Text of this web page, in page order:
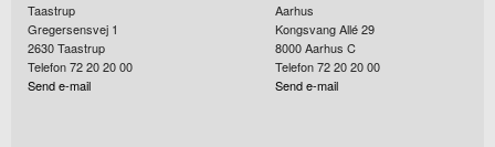
Taastrup
Gregersensvej 1
2630Taastrup
Telefon 72 20 20 00
Send e-mail
Aarhus
Kongsvang Allé 29
8000Aarhus C
Telefon 72 20 20 00
Send e-mail